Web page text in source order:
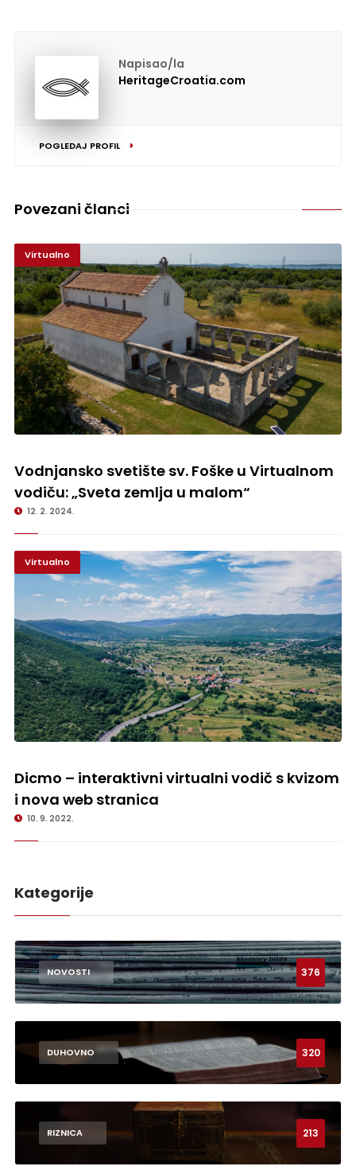
Napisao/la
HeritageCroatia.com
POGLEDAJ PROFIL
Povezani članci
Virtualno
Vodnjansko svetište sv. Foške u Virtualnom
vodiču: „Sveta zemlja u malom“
12. 2. 2024.
Virtualno
Dicmo – interaktivni virtualni vodič s kvizom i nova web stranica
Dicmo – interaktivni virtualni vodič s kvizom
i nova web stranica
10. 9. 2022.
Kategorije
NOVOSTI 376
DUHOVNO 320
RIZNICA 213